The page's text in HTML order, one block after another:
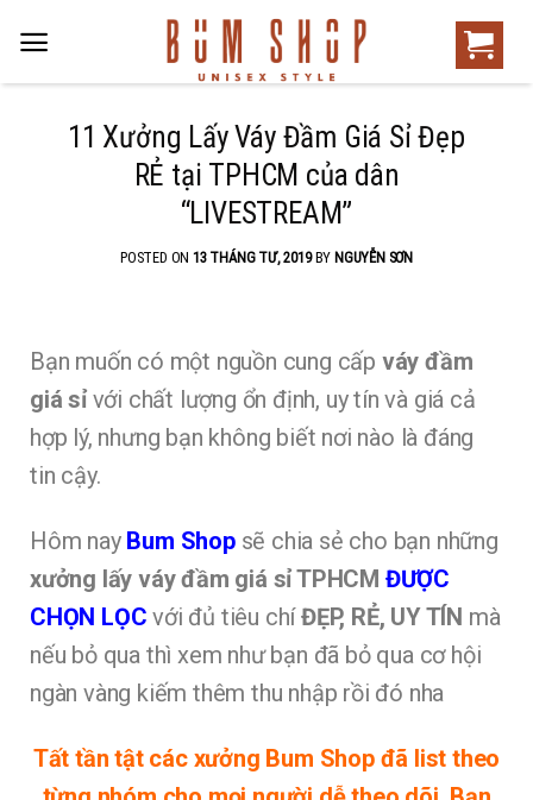
11 Xưởng Lấy Váy Đầm Giá Sỉ Đẹp
RẺ tại TPHCM của dân
“LIVESTREAM”
POSTED ON13 THÁNG TƯ, 2019BY NGUYỄN SƠN
Bạn muốn có một nguồn cung cấp váy đầm
giá sỉvới chất lượng ổn định, uy tín và giá cả
hợp lý, nhưng bạn không biết nơi nào là đáng
tin cậy.
Hôm nay Bum Shopsẽ chia sẻ cho bạn những
xưởng lấy váy đầm giá sỉ TPHCM ĐƯỢC
CHỌN LỌC với đủ tiêu chíĐẸP, RẺ, UY TÍN mà
nếu bỏ qua thì xem như bạn đã bỏ qua cơ hội
ngàn vàng kiếm thêm thu nhập rồi đó nha
Tất tần tật các xưởng Bum Shop đã list theo